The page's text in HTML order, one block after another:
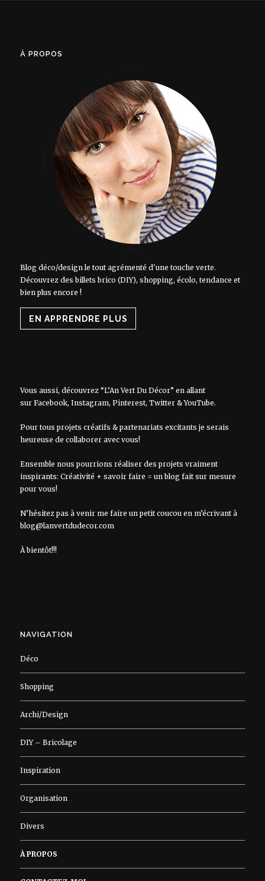
À PROPOS
Blog déco/design le tout agrémenté d'une touche verte.
Découvrez des billets brico (DIY), shopping, écolo, tendance et
bien plus encore !
EN APPRENDRE PLUS
Vous aussi, découvrez “L’An Vert Du Décor” en allant
sur Facebook, Instagram, Pinterest, Twitter&YouTube.
Pour tous projets créatifs & partenariats excitants je serais
heureuse de collaborer avec vous!
Ensemble nous pourrions réaliser des projets vraiment
inspirants: Créativité + savoir faire = un blog fait sur mesure
pour vous!
N’hésitez pas à venir me faire un petit coucou en m’écrivant à
blog@lanvertdudecor.com
À bientôt!!!
NAVIGATION
Déco
Shopping
Archi/Design
DIY – Bricolage
Inspiration
Organisation
Divers
À PROPOS